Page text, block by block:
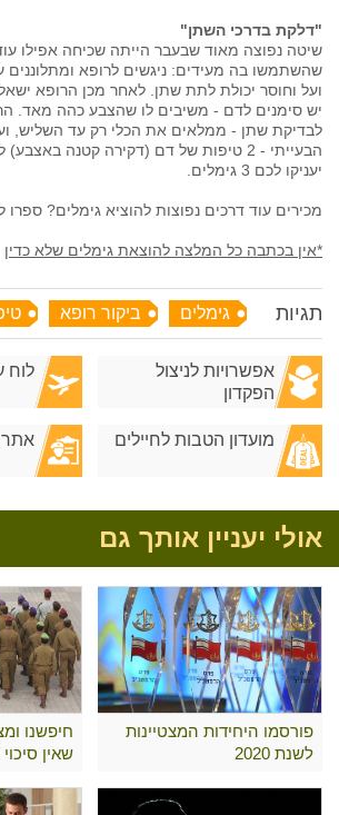
"דלקת בדרכי השתן"
שיטה נפוצה מאוד שבעבר הייתה שכיחה אפילו
שהשתמשו בה מעידים: ניגשים לרופא ומתלוננים
ועל וחוסר יכולת לתת שתן. לאחר מכן הרופא
יש סימנים לדם - משיבים לו שהצבע כהה מאד.
לבדיקת שתן - ממלאים את הכלי רק עד השליש,
הבעייתי - 2 טיפות של דם (דקירה קטנה
יעניקו לכם 3 גימלים.
מכירים עוד דרכים נפוצות להוציא גימלים? ספרו
*אין בכתבה כל המלצה להוצאת גימלים שלא כדין
תגיות גימלים ביקור רופא
אפשרויות לניצול
הפקדון
לוח
מועדון הטבות לחיילים אתר
אולי יעניין אותך גם
פורסמו היחידות המצטיינות
לשנת 2020
שאין